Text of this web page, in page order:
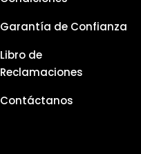
Garantía de Confianza
Libro de
Reclamaciones
Contáctanos